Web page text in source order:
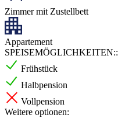
Zimmer mit Zustellbett
Appartement
SPEISEMÖGLICHKEITEN::
Frühstück
Halbpension
Vollpension
Weitere optionen: